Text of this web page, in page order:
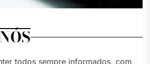
todos sempre informados, com